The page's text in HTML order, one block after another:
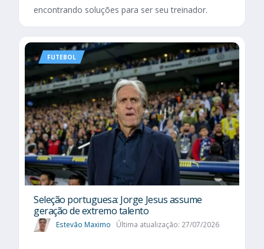
encontrando soluções para ser seu treinador.
FUTEBOL
Seleção portuguesa: Jorge Jesus assume
geração de extremo talento
Estevão Maximo Última atualização: 27/07/2026